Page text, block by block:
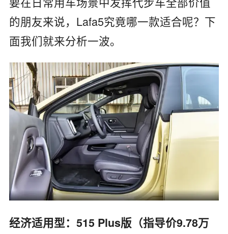
的朋友来说，Lafa5究竟哪一款适合呢？下
面我们就来分析一波。
经济适用型：515 Plus版（指导价9.78万